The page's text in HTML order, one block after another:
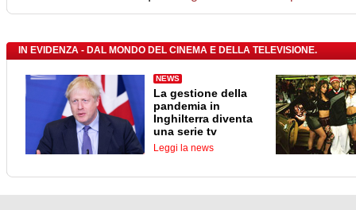
IN EVIDENZA - DAL MONDO DEL CINEMA E DELLA TELEVISIONE.
NEWS
La gestione della
pandemia in
Inghilterra diventa
una serie tv
Leggi la news